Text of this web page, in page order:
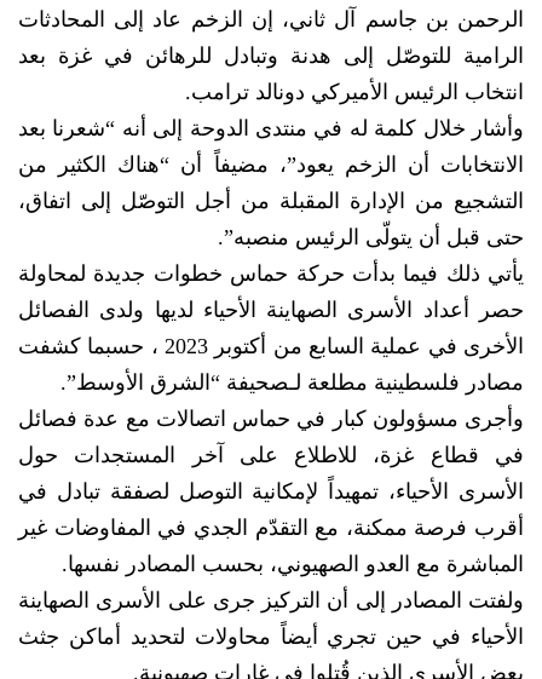
الرحمن بن جاسم آل ثاني، إن الزخم عاد إلى المحادثات
الرامية للتوصّل إلى هدنة وتبادل للرهائن في غزة بعد
انتخاب الرئيس الأميركي دونالد ترامب.
وأشار خلال كلمة له في منتدى الدوحة إلى أنه “شعرنا بعد
الانتخابات أن الزخم يعود”، مضيفاً أن “هناك الكثير من
التشجيع من الإدارة المقبلة من أجل التوصّل إلى اتفاق،
حتى قبل أن يتولّى الرئيس منصبه”.
يأتي ذلك فيما بدأت حركة حماس خطوات جديدة لمحاولة
حصر أعداد الأسرى الصهاينة الأحياء لديها ولدى الفصائل
الأخرى في عملية السابع من أكتوبر 2023 ، حسبما كشفت
مصادر فلسطينية مطلعة لـصحيفة “الشرق الأوسط”.
وأجرى مسؤولون كبار في حماس اتصالات مع عدة فصائل
في قطاع غزة، للاطلاع على آخر المستجدات حول
الأسرى الأحياء، تمهيداً لإمكانية التوصل لصفقة تبادل في
أقرب فرصة ممكنة، مع التقدّم الجدي في المفاوضات غير
المباشرة مع العدو الصهيوني، بحسب المصادر نفسها.
ولفتت المصادر إلى أن التركيز جرى على الأسرى الصهاينة
الأحياء في حين تجري أيضاً محاولات لتحديد أماكن جثث
بعض الأسرى الذين قُتلوا في غارات صهيونية.